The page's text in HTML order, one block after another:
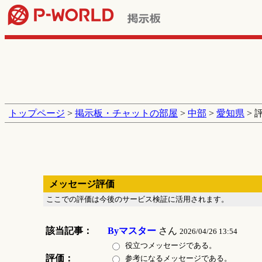
トップページ > 掲示板・チャットの部屋 > 中部 > 愛知県 >
メッセージ評価
ここでの評価は今後のサービス検証に活用されます。
該当記事： Byマスターさん 2026/04/26 13:54
評価：
役立つメッセージである。
参考になるメッセージである。